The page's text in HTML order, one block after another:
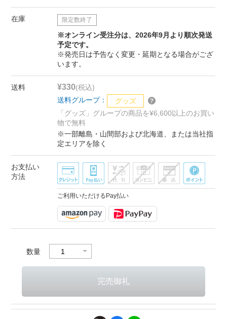
在庫 限定数終了
※オンライン受注分は、2026年9月より順次発送
予定です。
※発売日は予告なく変更・延期となる場合がござ
います。
送料 ¥330(税込)
送料グループ：
グッズ
「グッズ」グループの商品を¥6,600以上のお買い
物で無料
※一部離島・山間部および北海道、または当社指
定エリアを除く
お支払い
方法
ご利用いただけるPay払い
数量